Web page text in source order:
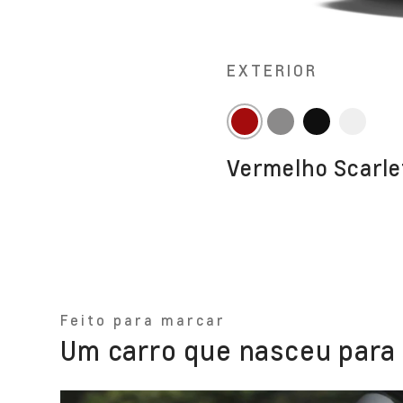
Um
Um
Um
EXTERIOR
Vermelho
Feito para marcar
Um carro que nasceu